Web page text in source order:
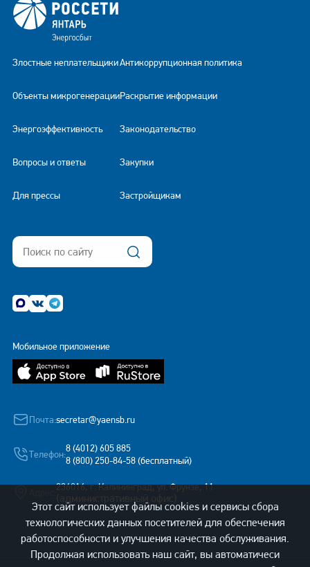
Почта:secretar@yaensb.ru
Телефон:
8 (4012) 605 885
8 (800) 250-84-58 (бесплатный)
236016, г. Калининград, ул. Фрунзе, 11
(административный офис)
Злостные неплательщики
Объекты микрогенерации
Энергоэффективность
Вопросы и ответы
Для прессы
Антикоррупционная политика
Раскрытие информации
Законодательство
Закупки
Застройщикам
Мобильное приложение
Этот сайт использует файлы cookies и сервисы сбора
технологических данных посетителей для обеспечения
работоспособности и улучшения качества обслуживания.
Продолжая использовать наш сайт, вы автоматичеси